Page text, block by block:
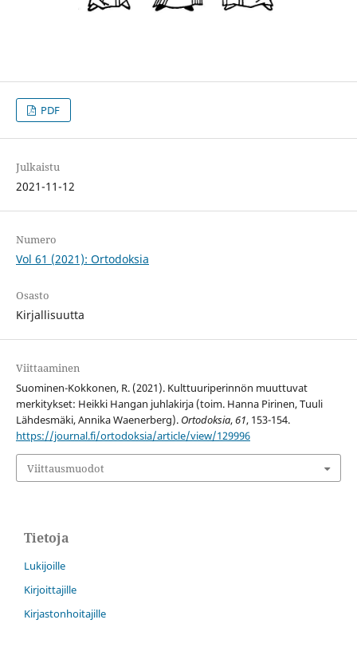
PDF
Julkaistu
2021-11-12
Numero
Vol 61 (2021): Ortodoksia
Osasto
Kirjallisuutta
Viittaaminen
Suominen-Kokkonen, R. (2021). Kulttuuriperinnön muuttuvat
merkitykset: Heikki Hangan juhlakirja (toim. Hanna Pirinen, Tuuli
Lähdesmäki, Annika Waenerberg). Ortodoksia,61, 153-154.
https://journal.fi/ortodoksia/article/view/129996
Viittausmuodot
Tietoja
Lukijoille
Kirjoittajille
Kirjastonhoitajille